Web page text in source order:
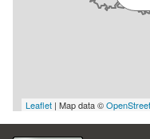
Leaflet | Map data ©